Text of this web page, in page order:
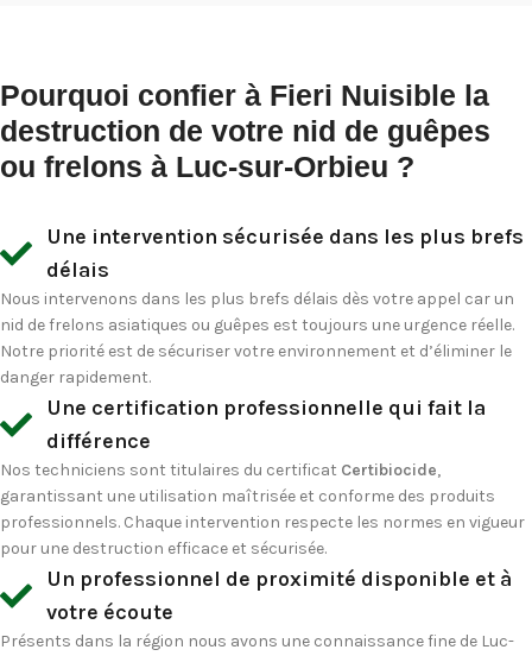
Pourquoi confier à Fieri Nuisible la
destruction de votre nid de guêpes
ou frelons à Luc-sur-Orbieu ?
Une intervention sécurisée dans les plus brefs
délais
Nous intervenons dans les plus brefs délais dès votre appel car un
nid de frelons asiatiques ou guêpes est toujours une urgence réelle.
Notre priorité est de sécuriser votre environnement et d’éliminer le
danger rapidement.
Une certification professionnelle qui fait la
différence
Nos techniciens sont titulaires du certificat Certibiocide,
garantissant une utilisation maîtrisée et conforme des produits
professionnels. Chaque intervention respecte les normes en vigueur
pour une destruction efficace et sécurisée.
Un professionnel de proximité disponible et à
votre écoute
Présents dans la région nous avons une connaissance fine de Luc-